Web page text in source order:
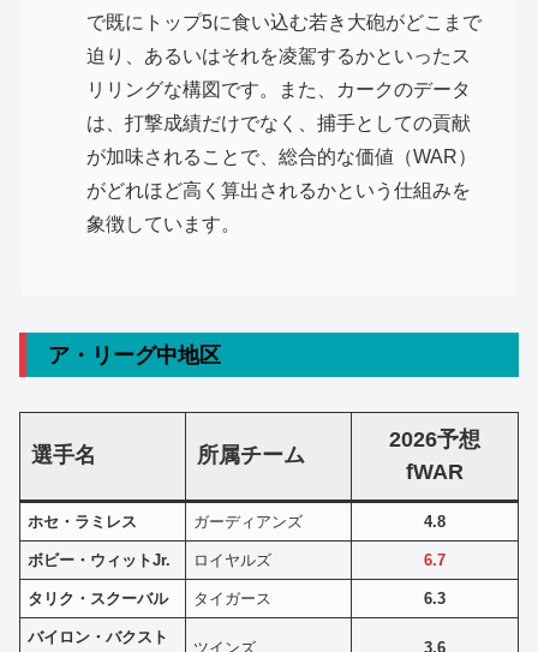
で既にトップ5に食い込む若き大砲がどこまで
迫り、あるいはそれを凌駕するかといったス
リリングな構図です。また、カークのデータ
は、打撃成績だけでなく、捕手としての貢献
が加味されることで、総合的な価値（WAR）
がどれほど高く算出されるかという仕組みを
象徴しています。
ア・リーグ中地区
選手名 所属チーム
2026予想
fWAR
ホセ・ラミレス ガーディアンズ 4.8
ボビー・ウィットJr. ロイヤルズ 6.7
タリク・スクーバル タイガース 6.3
バイロン・バクスト
ツインズ 3.6